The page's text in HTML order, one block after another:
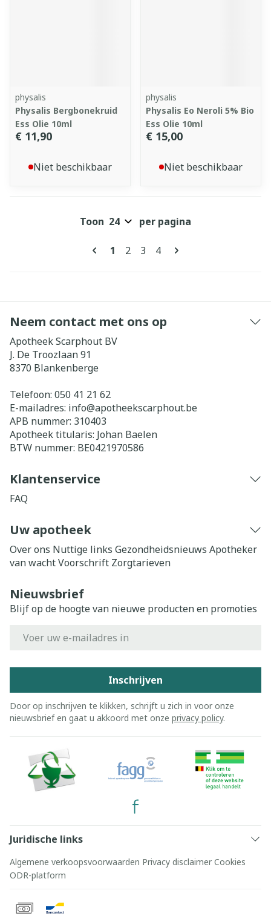
physalis
Physalis Bergbonekruid
Ess Olie 10ml
€ 11,90
Niet beschikbaar
physalis
Physalis Eo Neroli 5% Bio
Ess Olie 10ml
€ 15,00
Niet beschikbaar
Pagina's
U lees momenteel pagina
1 Pagina
2 Pagina
3 Pagina
4
Toon per pagina
Neem contact met ons op
Apotheek Scarphout BV
J. De Troozlaan 91
8370 Blankenberge
Telefoon: 050 41 21 62
E-mailadres: info@apotheekscarphout.be
APB nummer: 310403
Apotheek titularis: Johan Baelen
BTW nummer: BE0421970586
Klantenservice
FAQ
Uw apotheek
Over ons Nuttige links Gezondheidsnieuws Apotheker
van wachtVoorschrift Zorgtarieven
Nieuwsbrief
Blijf op de hoogte van nieuwe producten en promoties
Inschrijven
Door op inschrijven te klikken, schrijft u zich in voor onze
nieuwsbrief en gaat u akkoord met onze privacy policy.
Juridische links
Algemene verkoopsvoorwaarden Privacy disclaimer Cookies
ODR-platform